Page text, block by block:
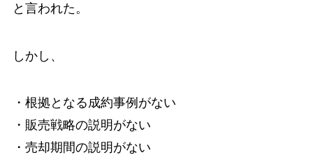
と言われた。
しかし、
・根拠となる成約事例がない
・販売戦略の説明がない
・売却期間の説明がない